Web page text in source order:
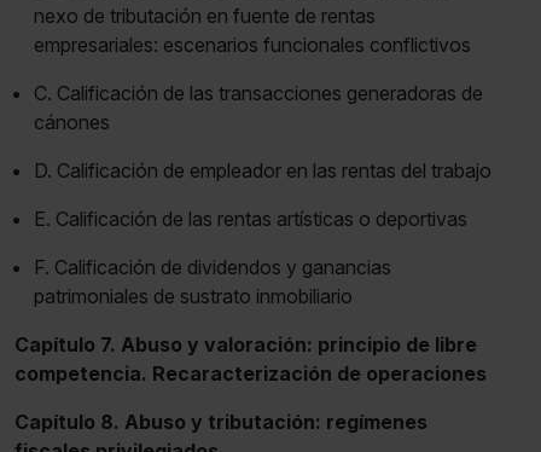
nexo de tributación en fuente de rentas
empresariales: escenarios funcionales conflictivos
C. Calificación de las transacciones generadoras de
cánones
D. Calificación de empleador en las rentas del trabajo
E. Calificación de las rentas artísticas o deportivas
F. Calificación de dividendos y ganancias
patrimoniales de sustrato inmobiliario
Capítulo 7. Abuso y valoración: principio de libre
competencia. Recaracterización de operaciones
Capítulo 8. Abuso y tributación: regímenes